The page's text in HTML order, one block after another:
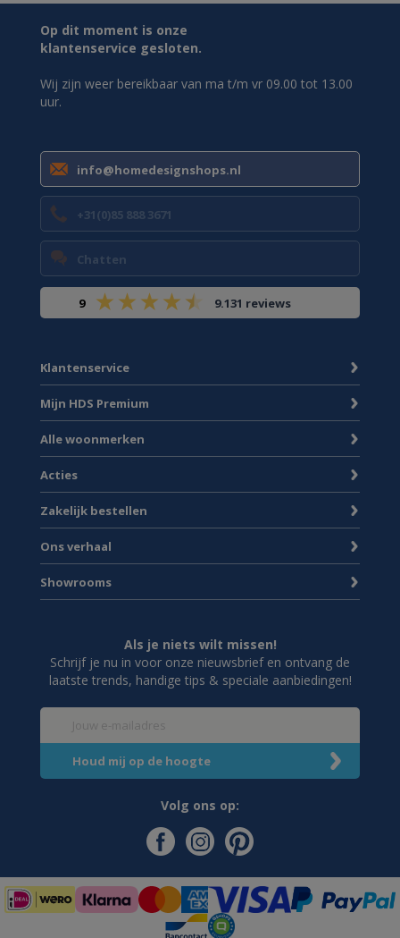
Op dit moment is onze
klantenservice gesloten.
Wij zijn weer bereikbaar van ma t/m vr 09.00 tot 13.00
uur.
info@homedesignshops.nl
+31(0)85 888 3671
Chatten
9 9.131 reviews
Klantenservice
Mijn HDS Premium
Alle woonmerken
Acties
Zakelijk bestellen
Ons verhaal
Showrooms
Als je niets wilt missen!
Schrijf je nu in voor onze nieuwsbrief en ontvang de
laatste trends, handige tips & speciale aanbiedingen!
Volg ons op: